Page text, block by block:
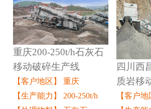
重庆200-250t/h石灰石
移动破碎生产线
【客户地区】 重庆
【生产能力】 200-250t/h
四川西
质岩移
【客户